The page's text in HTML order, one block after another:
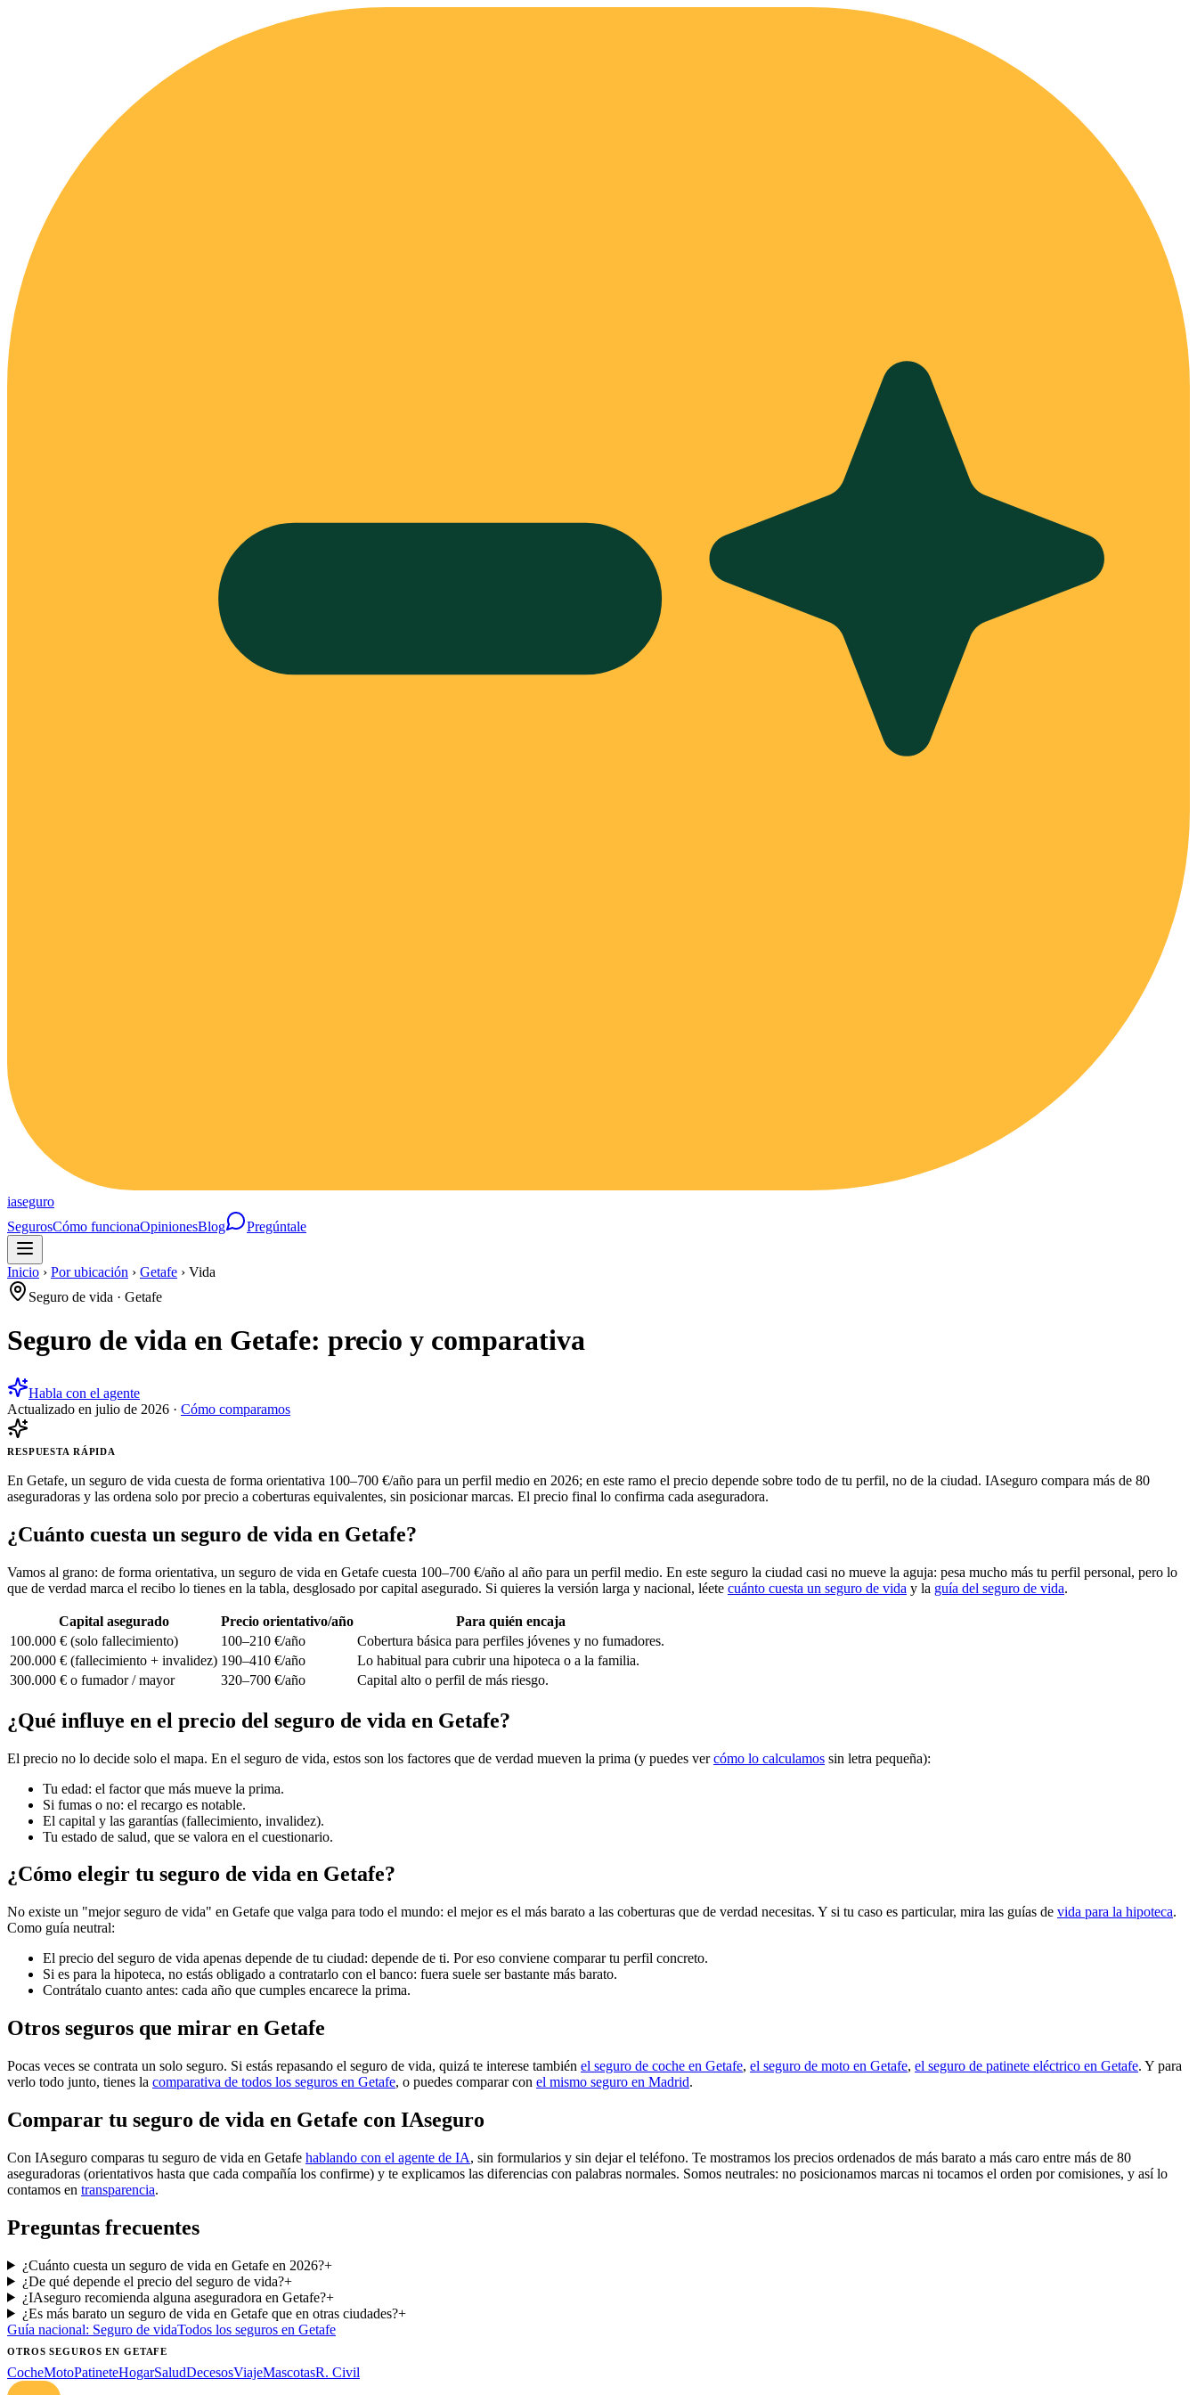
iaseguro
SegurosCómo funcionaOpinionesBlog Pregúntale
Inicio › Por ubicación › Getafe › Vida
Seguro de vida · Getafe
Seguro de vida en Getafe: precio y comparativa
Habla con el agente
Actualizado en julio de 2026 · Cómo comparamos
RESPUESTA RÁPIDA
En Getafe, un seguro de vida cuesta de forma orientativa 100–700 €/año para un perfil medio en 2026; en este ramo el precio depende sobre todo de tu perfil, no de la ciudad. IAseguro compara más de 80
aseguradoras y las ordena solo por precio a coberturas equivalentes, sin posicionar marcas. El precio final lo confirma cada aseguradora.
¿Cuánto cuesta un seguro de vida en Getafe?
Vamos al grano: de forma orientativa, un seguro de vida en Getafe cuesta 100–700 €/año al año para un perfil medio. En este seguro la ciudad casi no mueve la aguja: pesa mucho más tu perfil personal, pero lo
que de verdad marca el recibo lo tienes en la tabla, desglosado por capital asegurado. Si quieres la versión larga y nacional, léete cuánto cuesta un seguro de vida y la guía del seguro de vida.
Capital asegurado Precio orientativo/año
Para quién encaja
100.000 € (solo fallecimiento)
100–210 €/año
Cobertura básica para perfiles jóvenes y no fumadores.
200.000 € (fallecimiento + invalidez) 190–410 €/año
Lo habitual para cubrir una hipoteca o a la familia.
300.000 € o fumador / mayor
320–700 €/año Capital alto o perfil de más riesgo.
¿Qué influye en el precio del seguro de vida en Getafe?
El precio no lo decide solo el mapa. En el seguro de vida, estos son los factores que de verdad mueven la prima (y puedes vercómo lo calculamos sin letra pequeña):
Tu edad: el factor que más mueve la prima.
Si fumas o no: el recargo es notable.
El capital y las garantías (fallecimiento, invalidez).
Tu estado de salud, que se valora en el cuestionario.
¿Cómo elegir tu seguro de vida en Getafe?
No existe un "mejor seguro de vida" en Getafe que valga para todo el mundo: el mejor es el más barato a las coberturas que de verdad necesitas. Y si tu caso es particular, mira las guías de vida para la hipoteca.
Como guía neutral:
El precio del seguro de vida apenas depende de tu ciudad: depende de ti. Por eso conviene comparar tu perfil concreto.
Si es para la hipoteca, no estás obligado a contratarlo con el banco: fuera suele ser bastante más barato.
Contrátalo cuanto antes: cada año que cumples encarece la prima.
Otros seguros que mirar en Getafe
Pocas veces se contrata un solo seguro. Si estás repasando el seguro de vida, quizá te interese también el seguro de coche en Getafe, el seguro de moto en Getafe, el seguro de patinete eléctrico en Getafe. Y para
verlo todo junto, tienes la comparativa de todos los seguros en Getafe, o puedes comparar con el mismo seguro en Madrid.
Comparar tu seguro de vida en Getafe con IAseguro
Con IAseguro comparas tu seguro de vida en Getafe hablando con el agente de IA, sin formularios y sin dejar el teléfono. Te mostramos los precios ordenados de más barato a más caro entre más de 80
aseguradoras (orientativos hasta que cada compañía los confirme) y te explicamos las diferencias con palabras normales. Somos neutrales: no posicionamos marcas ni tocamos el orden por comisiones, y así lo
contamos en transparencia.
Preguntas frecuentes
¿Cuánto cuesta un seguro de vida en Getafe en 2026?+
¿De qué depende el precio del seguro de vida?+
¿IAseguro recomienda alguna aseguradora en Getafe?+
¿Es más barato un seguro de vida en Getafe que en otras ciudades?+
Guía nacional: Seguro de vidaTodos los seguros en Getafe
OTROS SEGUROSEN GETAFE
CocheMotoPatineteHogarSaludDecesosViajeMascotasR. Civil